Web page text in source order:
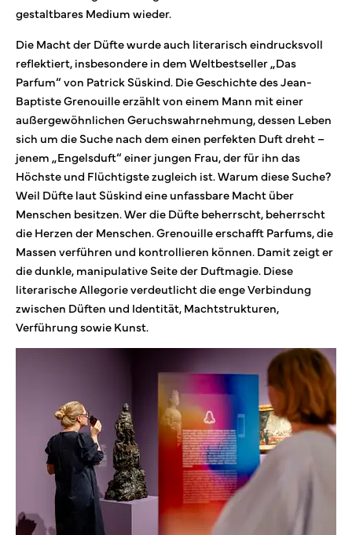
gestaltbares Medium wieder.
Die Macht der Düfte wurde auch literarisch eindrucksvoll
reflektiert, insbesondere in dem Weltbestseller „Das
Parfum“ von Patrick Süskind. Die Geschichte des Jean-
Baptiste Grenouille erzählt von einem Mann mit einer
außergewöhnlichen Geruchswahrnehmung, dessen Leben
sich um die Suche nach dem einen perfekten Duft dreht –
jenem „Engelsduft“ einer jungen Frau, der für ihn das
Höchste und Flüchtigste zugleich ist. Warum diese Suche?
Weil Düfte laut Süskind eine unfassbare Macht über
Menschen besitzen. Wer die Düfte beherrscht, beherrscht
die Herzen der Menschen. Grenouille erschafft Parfums, die
Massen verführen und kontrollieren können. Damit zeigt er
die dunkle, manipulative Seite der Duftmagie. Diese
literarische Allegorie verdeutlicht die enge Verbindung
zwischen Düften und Identität, Machtstrukturen,
Verführung sowie Kunst.